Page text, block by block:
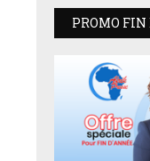
PROMO FIN